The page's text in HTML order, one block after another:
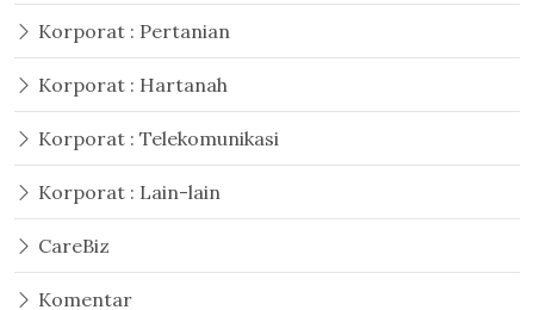
Korporat : Pertanian
Korporat : Hartanah
Korporat : Telekomunikasi
Korporat : Lain-lain
CareBiz
Komentar